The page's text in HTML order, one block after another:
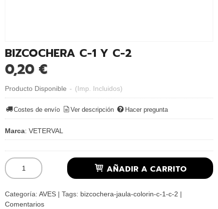
BIZCOCHERA C-1 Y C-2
0,20 €
Producto Disponible - (Imp. Incluidos)
Costes de envío Ver descripción Hacer pregunta
Marca: VETERVAL
AÑADIR A CARRITO
Categoría: AVES | Tags: bizcochera-jaula-colorin-c-1-c-2 |
Comentarios